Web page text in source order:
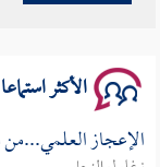
الأكثر
الإعجاز